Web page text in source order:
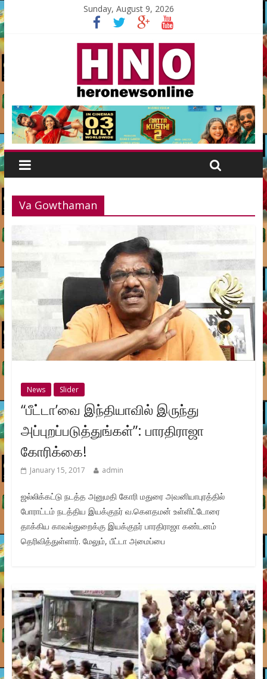
Sunday, August 9, 2026
Va Gowthaman
News Slider
“பீட்டா’வை இந்தியாவில் இருந்து
அப்புறப்படுத்துங்கள்”: பாரதிராஜா
கோரிக்கை!
January 15, 2017 admin
ஜல்லிக்கட்டு நடத்த அனுமதி கோரி மதுரை அவனியாபுரத்தில்
போராட்டம் நடத்திய இயக்குநர் வ.கெளதமன் உள்ளிட்டோரை
தாக்கிய காவல்துறைக்கு இயக்குநர் பாரதிராஜா கண்டனம்
தெரிவித்துள்ளார். மேலும், பீட்டா அமைப்பை